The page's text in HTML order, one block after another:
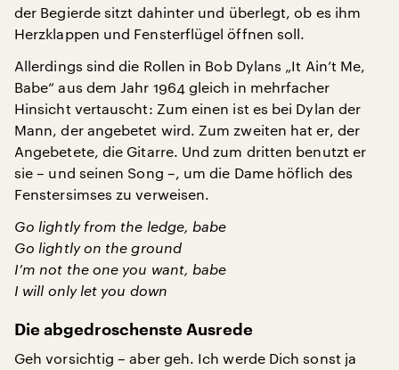
der Begierde sitzt dahinter und überlegt, ob es ihm
Herzklappen und Fensterflügel öffnen soll.
Allerdings sind die Rollen in Bob Dylans „It Ain’t Me,
Babe“ aus dem Jahr 1964 gleich in mehrfacher
Hinsicht vertauscht: Zum einen ist es bei Dylan der
Mann, der angebetet wird. Zum zweiten hat er, der
Angebetete, die Gitarre. Und zum dritten benutzt er
sie – und seinen Song –, um die Dame höflich des
Fenstersimses zu verweisen.
Go lightly from the ledge, babe
Go lightly on the ground
I’m not the one you want, babe
I will only let you down
Die abgedroschenste Ausrede
Geh vorsichtig – aber geh. Ich werde Dich sonst ja